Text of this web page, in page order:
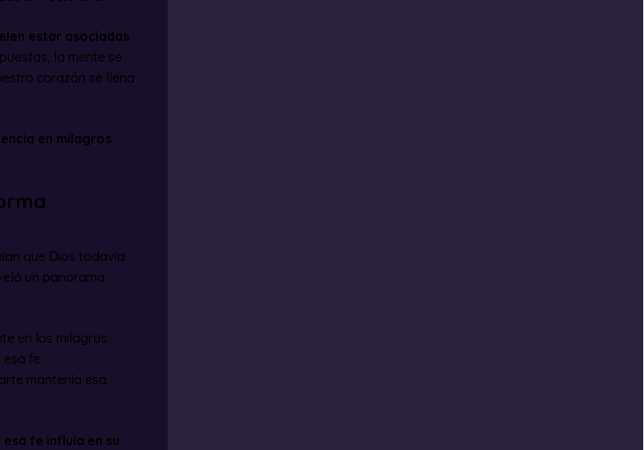
estar asociadas
la mente se
corazón se llena
en milagros.
que Dios todavía
un panorama
en los milagros.
fe.
mantenía esa
fe influía en su